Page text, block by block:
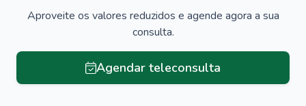
Aproveite os valores reduzidos e agende agora a sua
consulta.
Agendar teleconsulta